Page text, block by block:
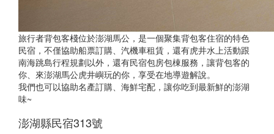
旅行者背包客棧位於澎湖馬公，是一個聚集背包客住宿的特色
民宿，不僅協助船票訂購、汽機車租賃，還有虎井水上活動跟
南海跳島行程規劃以外，還有民宿包房包棟服務，讓背包客的
你、來澎湖馬公虎井嶼玩的你，享受在地導遊解說。
我們也可以協助名產訂購、海鮮宅配，讓你吃到最新鮮的澎湖
味~
澎湖縣民宿313號